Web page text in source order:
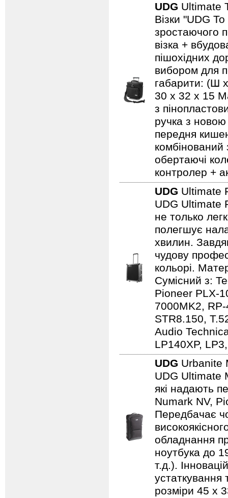
UDG Ultimate
Візки "UDG
зростаючого
візка +
пішохідних
вибором для
габарити: (Ш
30 x 32 x 15
з
ручка з
передня
обертаючі
контролер +
UDG Ultimate
UDG Ultimate
не только
полегшує
хвилин.
чудову
кольорі.
Сумісний з:
Pioneer PLX-
7000MK2,
STR8.150,
Audio
LP140XP,
UDG Urbanite
UDG Ultimate
які надають
Numark NV,
Передбачає
обладнання
ноутбука до
т.д.).
устаткування
розміри 45 x